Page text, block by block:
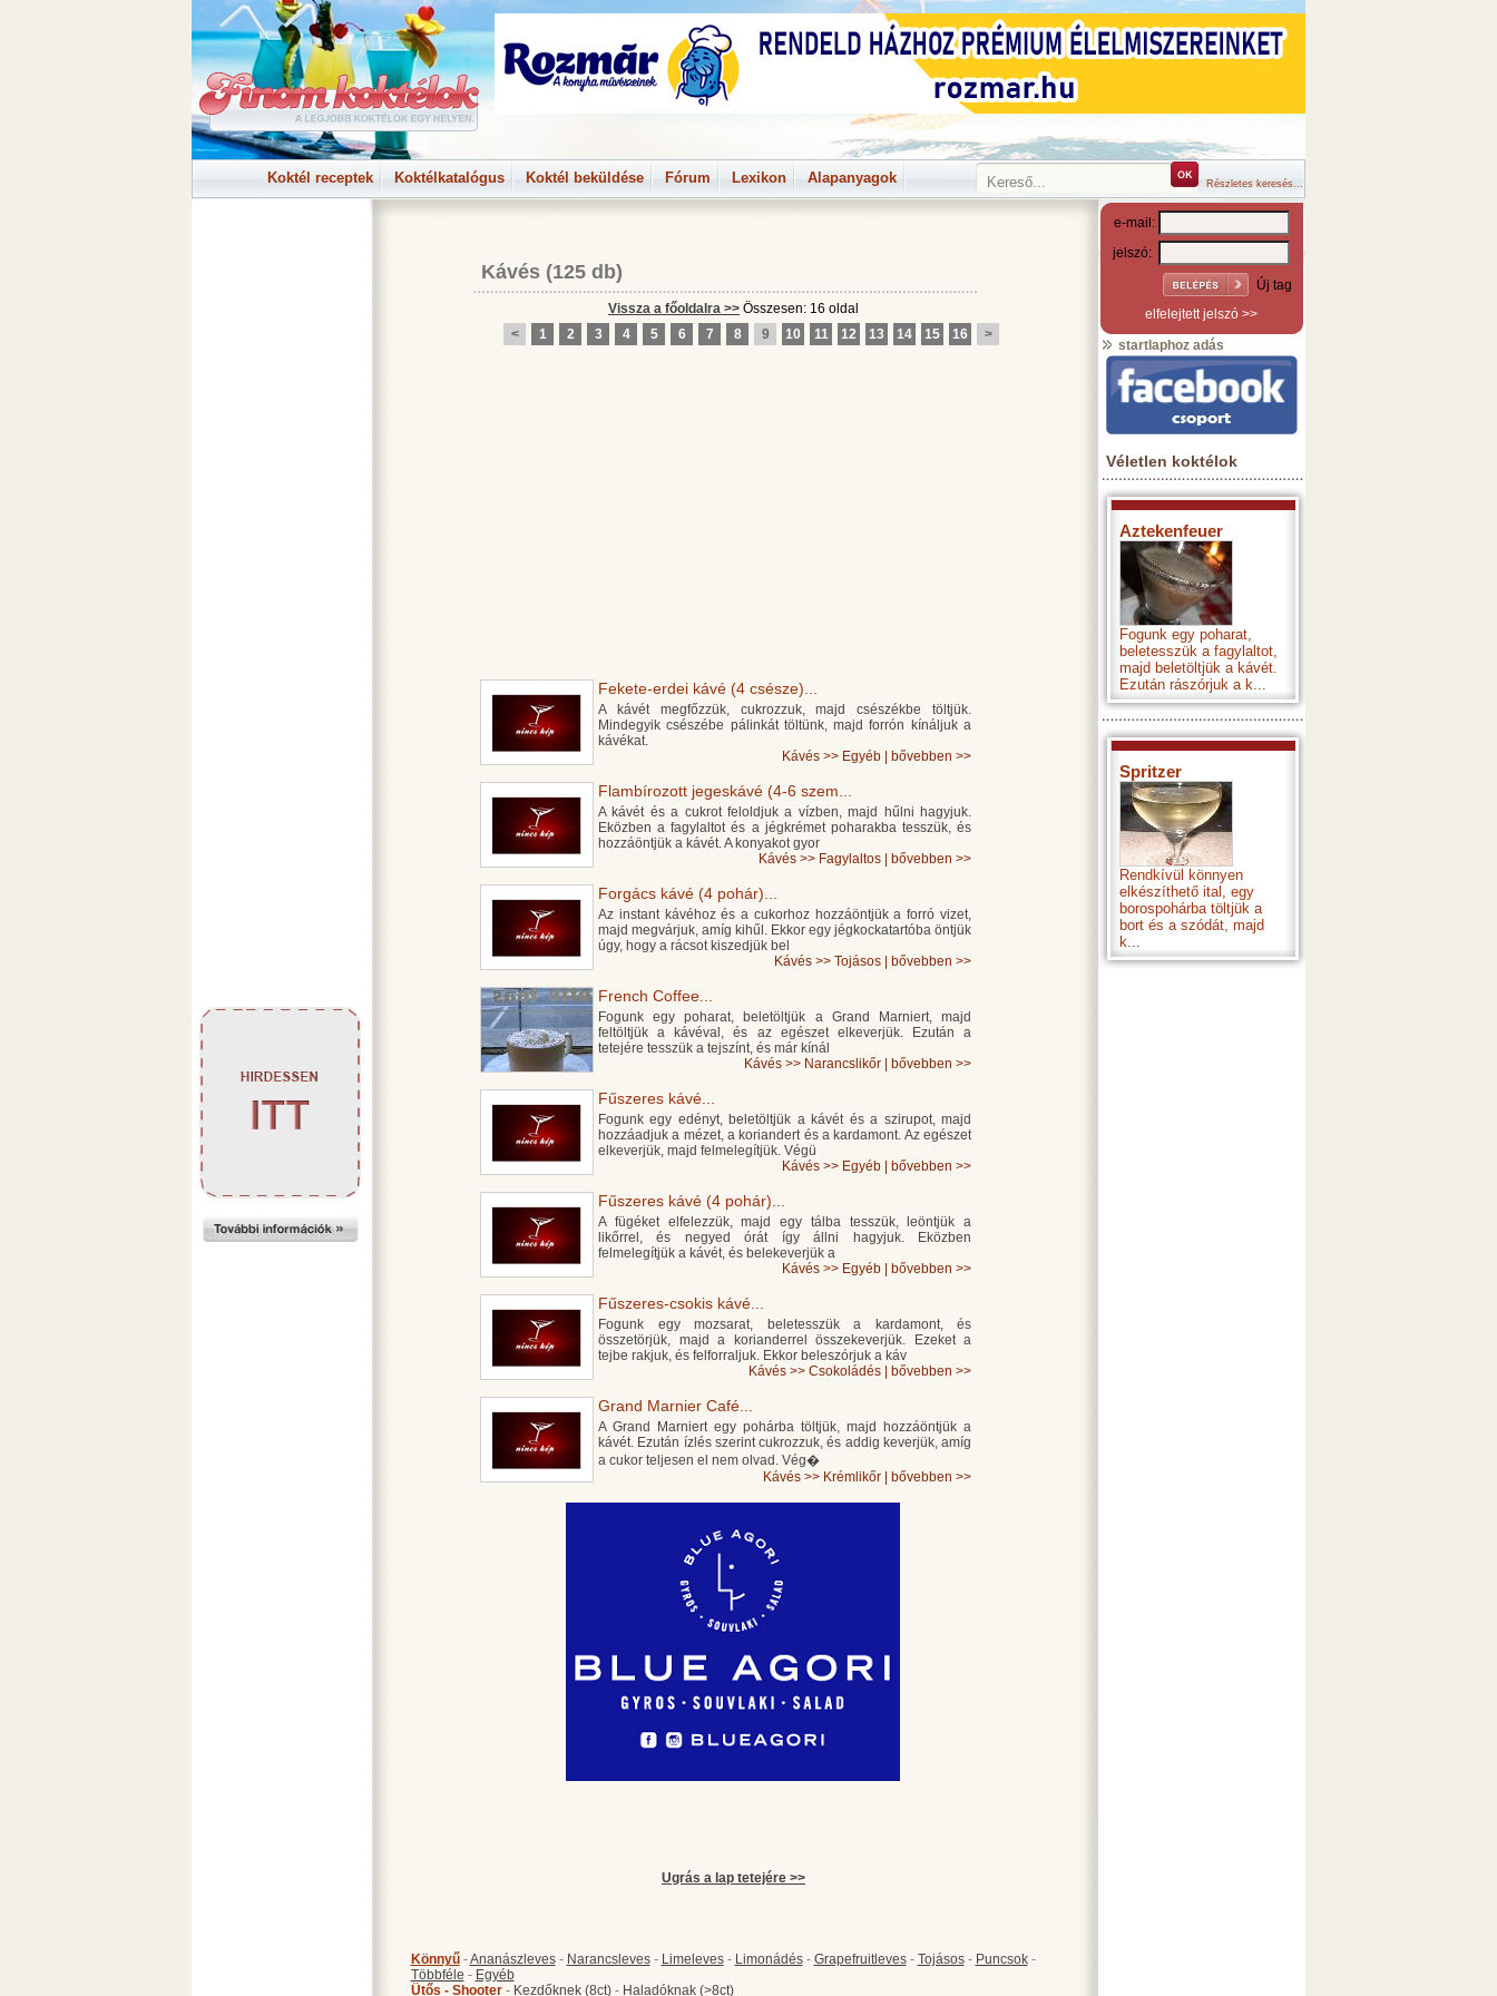
Koktél receptek Koktélkatalógus Koktél beküldése Fórum Lexikon Alapanyagok Részletes keresés...
Kávés (125 db)
Vissza a főoldalra >> Összesen: 16 oldal
<
1 2 3 4 5 6 7 8 9 10 11 12 13 14 15 16 >
Fekete-erdei kávé (4 csésze)...
A kávét megfőzzük, cukrozzuk, majd csészékbe töltjük.
Mindegyik csészébe pálinkát töltünk, majd forrón kínáljuk a
kávékat.
Kávés >> Egyéb bővebben >>
Flambírozott jegeskávé (4-6 szem...
A kávét és a cukrot feloldjuk a vízben, majd hűlni hagyjuk.
Eközben a fagylaltot és a jégkrémet poharakba tesszük, és
hozzáöntjük a kávét. A konyakot gyor
Kávés >> Fagylaltos bővebben >>
Forgács kávé (4 pohár)...
Az instant kávéhoz és a cukorhoz hozzáöntjük a forró vizet,
majd megvárjuk, amíg kihűl. Ekkor egy jégkockatartóba öntjük
úgy, hogy a rácsot kiszedjük bel
Kávés >> Tojásos bővebben >>
French Coffee...
Fogunk egy poharat, beletöltjük a Grand Marniert, majd
feltöltjük a kávéval, és az egészet elkeverjük. Ezután a
tetejére tesszük a tejszínt, és már kínál
Kávés >> Narancslikőr bővebben >>
Fűszeres kávé...
Fogunk egy edényt, beletöltjük a kávét és a szirupot, majd
hozzáadjuk a mézet, a koriandert és a kardamont. Az egészet
elkeverjük, majd felmelegítjük. Végü
Kávés >> Egyéb bővebben >>
Fűszeres kávé (4 pohár)...
A fügéket elfelezzük, majd egy tálba tesszük, leöntjük a
likőrrel, és negyed órát így állni hagyjuk. Eközben
felmelegítjük a kávét, és belekeverjük a
Kávés >> Egyéb bővebben >>
Fűszeres-csokis kávé...
Fogunk egy mozsarat, beletesszük a kardamont, és
összetörjük, majd a korianderrel összekeverjük. Ezeket a
tejbe rakjuk, és felforraljuk. Ekkor beleszórjuk a káv
Kávés >> Csokoládés bővebben >>
Grand Marnier Café...
A Grand Marniert egy pohárba töltjük, majd hozzáöntjük a
kávét. Ezután ízlés szerint cukrozzuk, és addig keverjük, amíg
a cukor teljesen el nem olvad. Vég�
Kávés >> Krémlikőr bővebben >>
Ugrás a lap tetejére >>
Könnyű-Ananászleves- Narancsleves- Limeleves- Limonádés- Grapefruitleves- Tojásos- Puncsok-
Többféle - Egyéb
Ütős - Shooter- Kezdőknek (8ct)- Haladóknak (>8ct)
e-mail:
jelszó:
Új tag
elfelejtett jelszó >>
startlaphoz adás
Véletlen koktélok
Aztekenfeuer
Fogunk egy poharat,
beletesszük a fagylaltot,
majd beletöltjük a kávét.
Ezután rászórjuk a k...
Spritzer
Rendkívül könnyen
elkészíthető ital, egy
borospohárba töltjük a
bort és a szódát, majd
k...